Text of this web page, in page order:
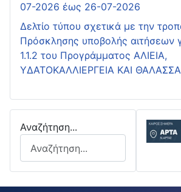
07-2026 έως 26-07-2026
Δελτίο τύπου σχετικά με την
Πρόσκλησης υποβολής αιτήσεων
1.1.2 του Προγράμματος ΑΛΙΕΙΑ,
ΥΔΑΤΟΚΑΛΛΙΕΡΓΕΙΑ ΚΑΙ ΘΑΛΑΣΣΑ
Αναζήτηση...